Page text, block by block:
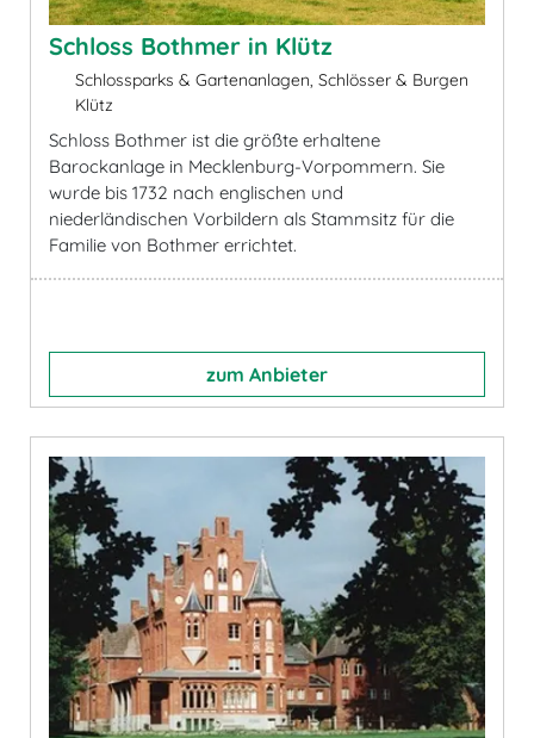
Schloss Bothmer in Klütz
Schlossparks & Gartenanlagen, Schlösser & Burgen
Klütz
Schloss Bothmer ist die größte erhaltene
Barockanlage in Mecklenburg-Vorpommern. Sie
wurde bis 1732 nach englischen und
niederländischen Vorbildern als Stammsitz für die
Familie von Bothmer errichtet.
zum Anbieter